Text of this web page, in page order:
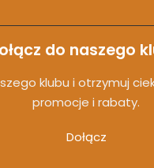
do naszego
klubu i otrzymuj
promocje i rabaty.
Dołącz